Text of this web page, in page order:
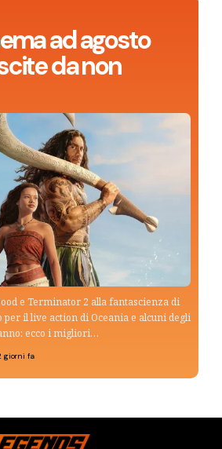
ad agosto
da non
e Terminator 2 alla fantascienza di
per il live action di Oceania e alcuni degli
ecco i migliori…
giorni fa